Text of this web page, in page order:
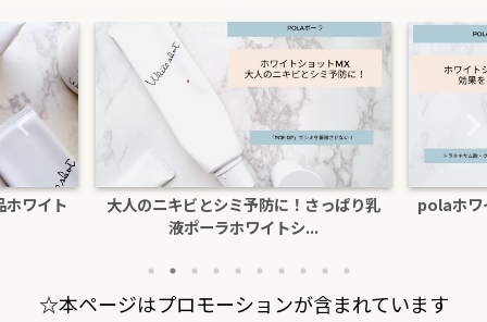
っぱり乳
polaホワイトショットクリームRXSの効
果を口コミ
色白に
☆本ページはプロモーションが含まれています